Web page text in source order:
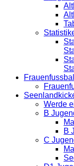
Frauenfussball
Werde
B
B
C